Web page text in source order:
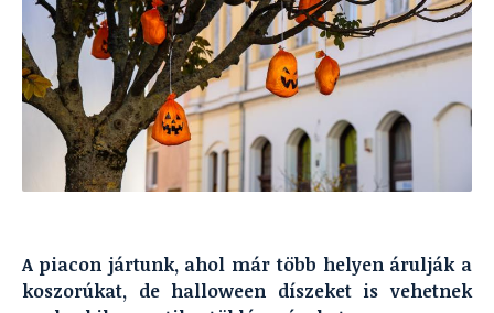
A piacon jártunk, ahol már több helyen árulják a
koszorúkat, de halloween díszeket is vehetnek